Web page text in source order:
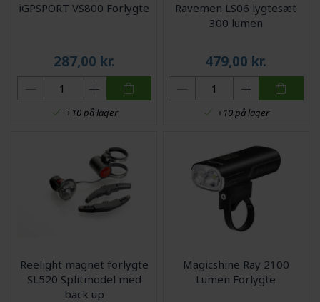
iGPSPORT VS800 Forlygte
287,00 kr.
+10 på lager
Ravemen LS06 lygtesæt
300 lumen
479,00 kr.
+10 på lager
Reelight magnet forlygte
SL520 Splitmodel med
back up
Magicshine Ray 2100
Lumen Forlygte